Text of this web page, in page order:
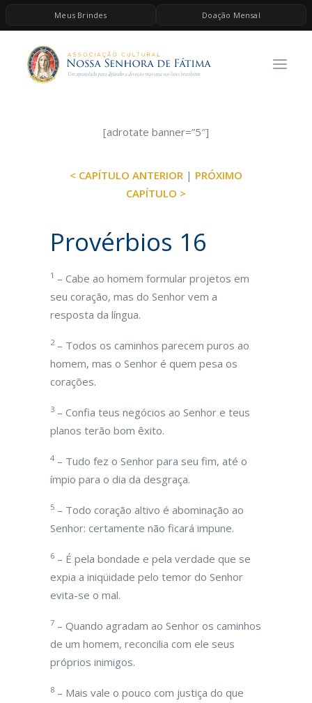
Meus Brindes Doação Mensal
HOME
A ASSOCIAÇÃO
ESPIRITUALIDADE
BRINDES
[adrotate banner=”5″]
< CAPÍTULO ANTERIOR | PRÓXIMO
CAPÍTULO >
Provérbios 16
1 – Cabe ao homem formular projetos em
seu coração, mas do Senhor vem a
resposta da língua.
2– Todos os caminhos parecem puros ao
homem, mas o Senhor é quem pesa os
corações.
3 – Confia teus negócios ao Senhor e teus
planos terão bom êxito.
4 – Tudo fez o Senhor para seu fim, até o
ímpio para o dia da desgraça.
5 – Todo coração altivo é abominação ao
Senhor: certamente não ficará impune.
6 – É pela bondade e pela verdade que se
expia a iniqüidade pelo temor do Senhor
evita-se o mal.
7 – Quando agradam ao Senhor os caminhos
de um homem, reconcilia com ele seus
próprios inimigos.
8 – Mais vale o pouco com justiça do que